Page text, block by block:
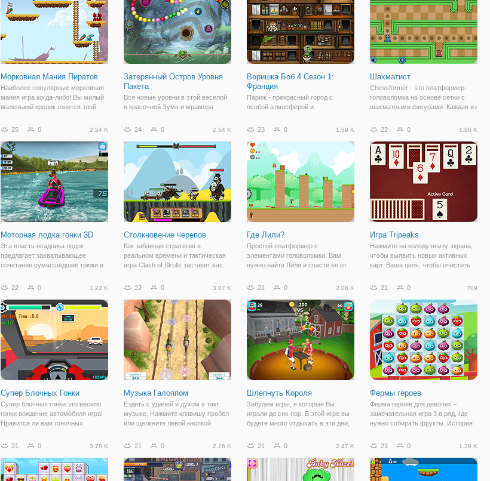
Морковная Мания Пиратов
Наиболее популярные морковная
мания игра когда-либо! Вы милый
маленький кролик гонится злой
морковь, бриллианты, жемчужные
поскольку вы путешествуете свой
путь через
Затерянный Остров Уровня
Пакета
Все новые уровни в этой веселой
и красочной Зума и мрамора
цепочку и соедините 3 или более
шарики, прежде чем они достигнут
выхода. Нажмите/нажмите на
стрелку,
Воришка Боб 4 Сезон 1:
Франция
Париж - прекрасный город с
особой атмосферой и
привлек внимание героя онлайн
Франция" - воришку Боба. Этот
смекалистый и ловкий парень
ограбил уже не один крупный
Шахматист
Chessformer - это платформер-
головоломка на основе сетки с
шахматными фигурами. Каждая из
ожидалось, как в шахматах, но они
могут двигаться снова, пока не
25 0 2.54 K
Моторная лодка гонки 3D
Эта власть всадника лодок
предлагает захватывающее
сочетание сумасшедшие трюки и
будете иметь, чтобы быть
вам придется ездить по кругу в
потрясающих уровней
24 0 2.54 K
Столкновение черепов
Как забавная стратегия в
реальном времени и тактическая
игра Clash of Skulls заставит вас
PvP-игре вы можете вызвать
монстров, чтобы уничтожить базу
вашего
23 0 1.59 K
Где Лили?
Простой платформер с
элементами головоломки. Вам
нужно найти Лили и спасти ее от
22 0 1.86 K
Игра Tripeaks
Нажмите на колоду внизу экрана,
чтобы выявить новых активных
карт. Ваша цель, чтобы очистить
номером выше или ниже активной
полосы, находя эти
последовательные карты.
22 0 1.22 K
Супер Блочных Гонки
Супер блочных гонки это весело
гонки вождение автомобиля игра!
Нравится ли вам гоночных
удовольствие? В супер блочных
весело и приятно смотреть с
хорошо
22 0 3.07 K
Музыка Галоппом
Ездить с удачей и духом в такт
музыке. Нажмите клавишу пробел
или щелкните левой кнопкой
над одной из звезд. С очков вы
достаточно сердце, вы
21 0 2.08 K
Шлепнуть Короля
Забудем игры, в которые Вы
играли до сих пор. В этой игре вы
будете много отдыхать в эти дни,
эпидемии вирусов короны.
чтобы стать лучшим гулящая. Чем
больше
21 0 709
Фермы героев
Ферма героев для девочек –
замечательная игра 3 в ряд, где
нужно собирать фрукты. История
бабушке и дедушке в деревню.
погода и можно отлично
отдохнуть. Так и
21 0 3.78 K 21 0 2.26 K 21 0 2.47 K 21 0 1.39 K